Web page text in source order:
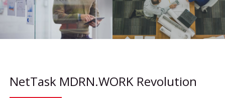
NetTask MDRN.WORK Revolution